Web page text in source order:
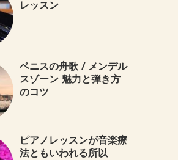
レッスン
ベニスの舟歌 / メンデル
スゾーン 魅力と弾き方
のコツ
ピアノレッスンが音楽療
法ともいわれる所以